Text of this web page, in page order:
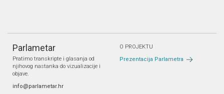
Parlametar
Pratimo transkripte i glasanja od
njihovog nastanka do vizualizacije i
objave.
info@parlametar.hr
O PROJEKTU
Prezentacija Parlametra